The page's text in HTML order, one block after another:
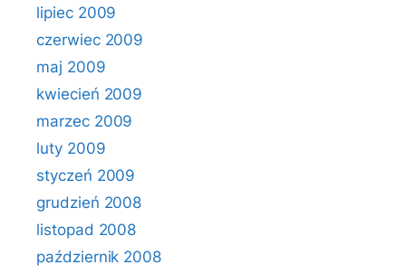
lipiec 2009
czerwiec 2009
maj 2009
kwiecień 2009
marzec 2009
luty 2009
styczeń 2009
grudzień 2008
listopad 2008
październik 2008